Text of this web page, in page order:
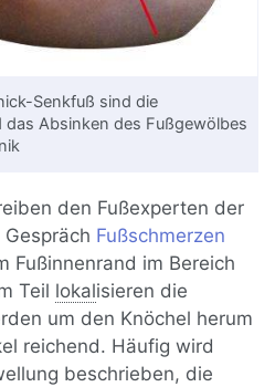
Senkfuß sind die
Absinken des Fußgewölbes
den Fußexperten der
Fußschmerzen
Fußinnenrand im Bereich
Teil lokalisieren die
um den Knöchel herum
reichend. Häufig wird
beschrieben, die